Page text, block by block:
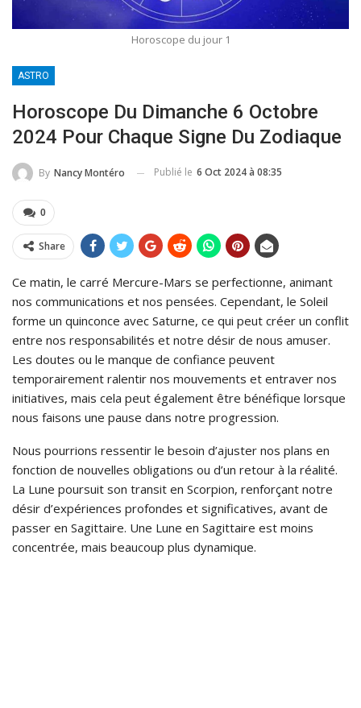
Horoscope du jour 1
ASTRO
Horoscope Du Dimanche 6 Octobre
2024 Pour Chaque Signe Du Zodiaque
By Nancy Montéro Publié le 6 Oct 2024 à 08:35
0
Share
Ce matin, le carré Mercure-Mars se perfectionne, animant
nos communications et nos pensées. Cependant, le Soleil
forme un quinconce avec Saturne, ce qui peut créer un conflit
entre nos responsabilités et notre désir de nous amuser.
Les doutes ou le manque de confiance peuvent
temporairement ralentir nos mouvements et entraver nos
initiatives, mais cela peut également être bénéfique lorsque
nous faisons une pause dans notre progression.
Nous pourrions ressentir le besoin d’ajuster nos plans en
fonction de nouvelles obligations ou d’un retour à la réalité.
La Lune poursuit son transit en Scorpion, renforçant notre
désir d’expériences profondes et significatives, avant de
passer en Sagittaire. Une Lune en Sagittaire est moins
concentrée, mais beaucoup plus dynamique.